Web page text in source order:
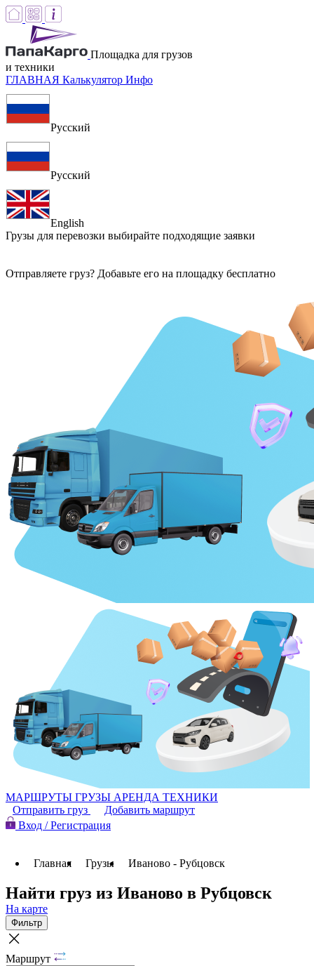
Площадка для грузов
и техники
ГЛАВНАЯ Калькулятор Инфо
Русский
Русский
English
Грузы для перевозки выбирайте подходящие заявки
Отправляете груз? Добавьте его на площадку бесплатно
МАРШРУТЫ ГРУЗЫ АРЕНДА ТЕХНИКИ
Отправить груз
Добавить маршрут
Вход / Регистрация
Главная Грузы Иваново - Рубцовск
Найти груз из Иваново в Рубцовск
На карте
Фильтр
Маршрут